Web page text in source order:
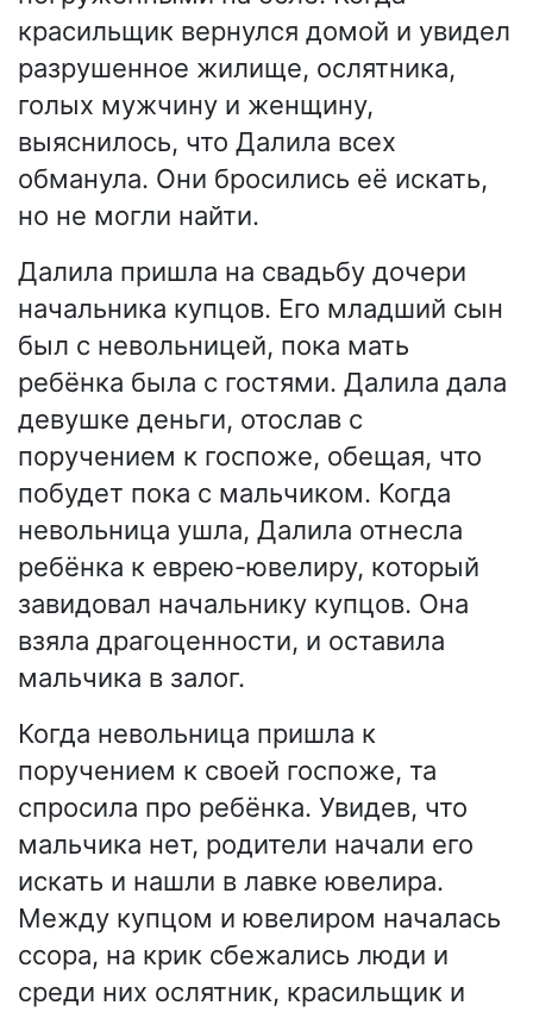
красильщик вернулся домой и увидел
разрушенное жилище, ослятника,
голых мужчину и женщину,
выяснилось, что Далила всех
обманула. Они бросились её искать,
но не могли найти.
Далила пришла на свадьбу дочери
начальника купцов. Его младший сын
был с невольницей, пока мать
ребёнка была с гостями. Далила дала
девушке деньги, отослав с
поручением к госпоже, обещая, что
побудет пока с мальчиком. Когда
невольница ушла, Далила отнесла
ребёнка к еврею-ювелиру, который
завидовал начальнику купцов. Она
взяла драгоценности, и оставила
мальчика в залог.
Когда невольница пришла к
поручением к своей госпоже, та
спросила про ребёнка. Увидев, что
мальчика нет, родители начали его
искать и нашли в лавке ювелира.
Между купцом и ювелиром началась
ссора, на крик сбежались люди и
среди них ослятник, красильщик и